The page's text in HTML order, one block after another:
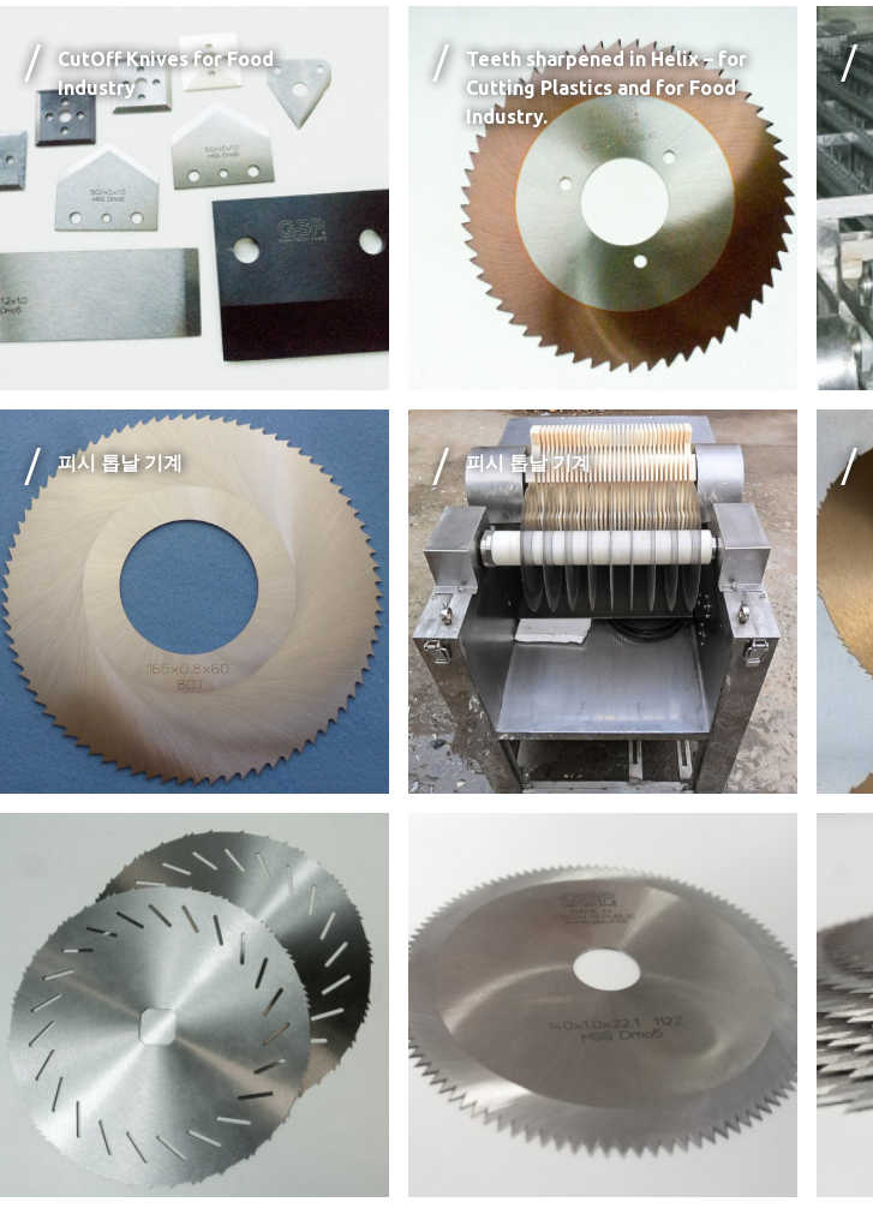
CutOff Knives for Food
Industry
Teeth sharpened in Helix – for
Cutting Plastics and for Food
Industry.
피시 톱날 기계 피시 톱날 기계